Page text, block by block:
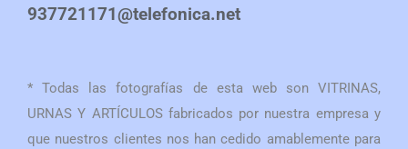
937721171@telefonica.net
* Todas las fotografías de esta web son VITRINAS,
URNAS Y ARTÍCULOS fabricados por nuestra empresa y
que nuestros clientes nos han cedido amablemente para